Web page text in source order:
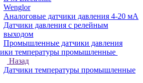
Wenglor
Аналоговые датчики давления 4-20 мА
Датчики давления с релейным
выходом
Промышленные датчики давления
температуры промышленные
Назад
Датчики температуры промышленные